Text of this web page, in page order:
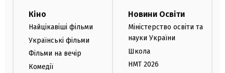
Кіно
Найцікавіші фільми
Українські фільми
Фільми на вечір
Комедії
Новини Освіти
Міністерство освіти та
науки України
Школа
НМТ 2026